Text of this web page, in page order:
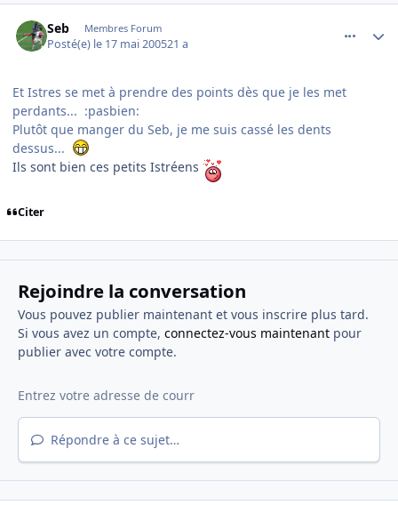
Seb Membres Forum
Posté(e) le 17 mai 200521 a
Et Istres se met à prendre des points dès que je les met
perdants... :pasbien:
Plutôt que manger du Seb, je me suis cassé les dents
dessus...
Ils sont bien ces petits Istréens
Citer
Rejoindre la conversation
Vous pouvez publier maintenant et vous inscrire plus tard.
Si vous avez un compte, connectez-vous maintenantpour
publier avec votre compte.
Répondre à ce sujet…